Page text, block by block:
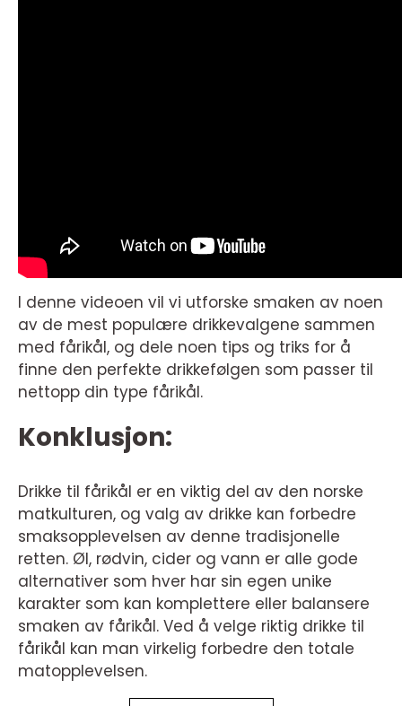
I denne videoen vil vi utforske smaken av noen
av de mest populære drikkevalgene sammen
med fårikål, og dele noen tips og triks for å
finne den perfekte drikkefølgen som passer til
nettopp din type fårikål.
Konklusjon:
Drikke til fårikål er en viktig del av den norske
matkulturen, og valg av drikke kan forbedre
smaksopplevelsen av denne tradisjonelle
retten. Øl, rødvin, cider og vann er alle gode
alternativer som hver har sin egen unike
karakter som kan komplettere eller balansere
smaken av fårikål. Ved å velge riktig drikke til
fårikål kan man virkelig forbedre den totale
matopplevelsen.